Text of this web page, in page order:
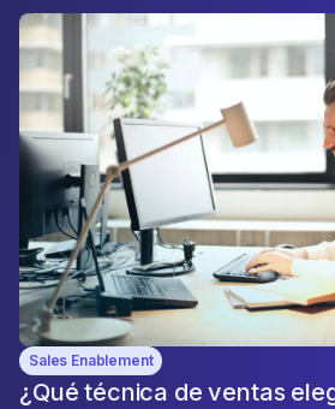
Sales Enablement
¿Qué técnica de ventas